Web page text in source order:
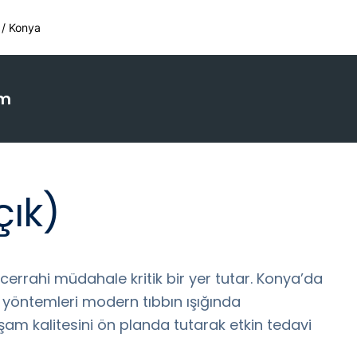
Konya
müdahale kritik bir yer tutar. Konya’da
modern tıbbın ışığında
kalitesini ön planda tutarak etkin tedavi